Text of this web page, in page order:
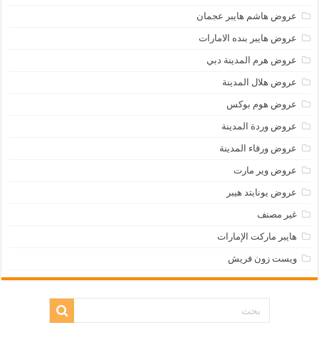
عروض هاشم هايبر عجمان
عروض هايبر بنده الامارات
عروض هرم المدينة دبي
عروض هلال المدينة
عروض هوم بوكس
عروض وردة المدينة
عروض ورقاء المدينة
عروض وير مارت
عروض يونايتد هيبر
غير مصنف
هايبر ماركت الإمارات
ويست زون فريش